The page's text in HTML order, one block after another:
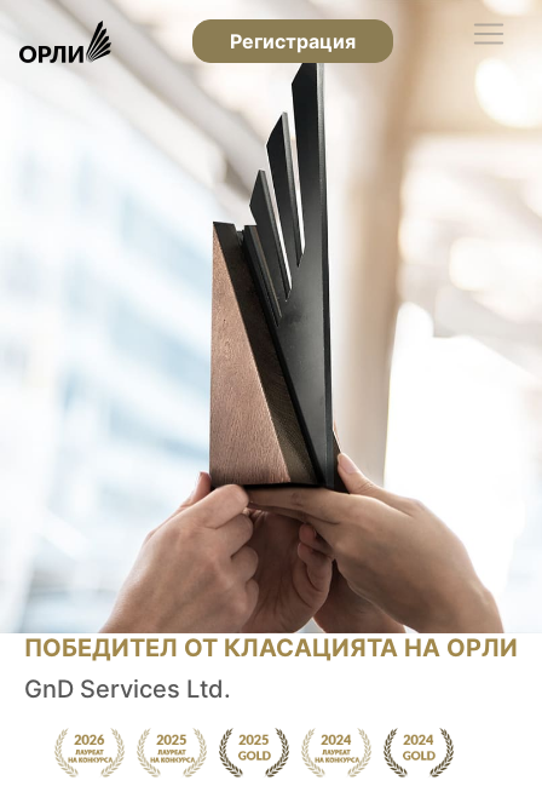
Регистрация
ПОБЕДИТЕЛ ОТ КЛАСАЦИЯТА НА ОРЛИ
GnD Services Ltd.